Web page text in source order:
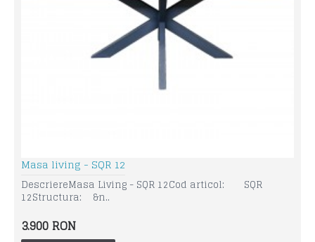
Masa living - SQR 12
DescriereMasa Living - SQR 12Cod articol: SQR
12Structura: &n..
3.900 RON